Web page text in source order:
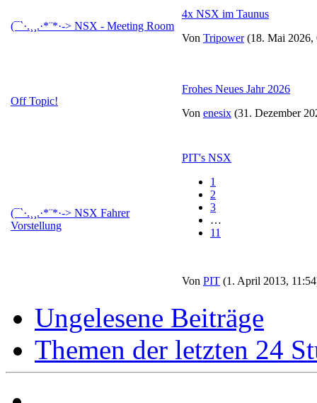
(¯`·.¸¸.·*¨*·-> NSX - Meeting Room
4x NSX im Taunus
Von Tripower(18. Mai 2026,
Off Topic!
Frohes Neues Jahr 2026
Von enesix (31. Dezember
(¯`·.¸¸.·*¨*·-> NSX Fahrer
Vorstellung
PIT's NSX
1
2
3
…
11
Von PIT (1. April 2013,
Ungelesene Beiträge
Themen der letzten 24